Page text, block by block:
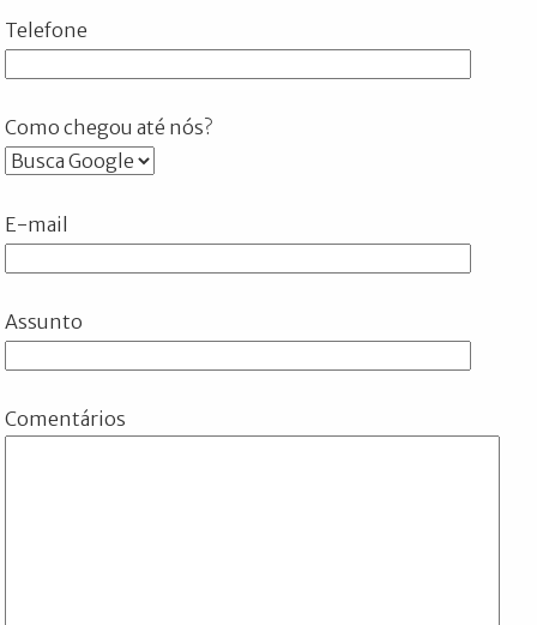
Telefone
Como chegou até nós?
E-mail
Assunto
Comentários